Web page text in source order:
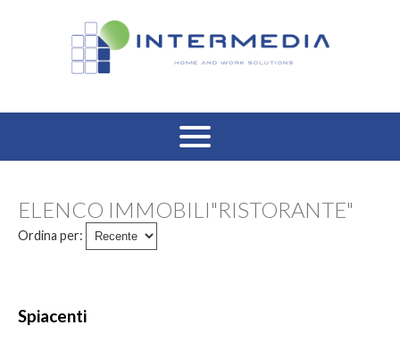
VENDITA RESIDENZIALE
VENDITA COMMERCIALE
ELENCO IMMOBILI"RISTORANTE"
Ordina per:
Spiacenti